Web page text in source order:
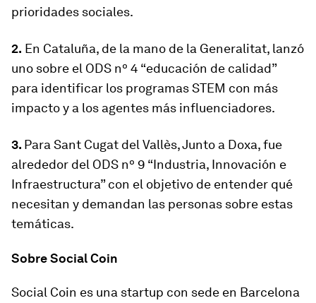
prioridades sociales.
2. En Cataluña, de la mano de la Generalitat, lanzó
uno sobre el ODS nº 4 “educación de calidad”
para identificar los programas STEM con más
impacto y a los agentes más influenciadores.
3. Para Sant Cugat del Vallès, Junto a Doxa, fue
alrededor del ODS nº 9 “Industria, Innovación e
Infraestructura” con el objetivo de entender qué
necesitan y demandan las personas sobre estas
temáticas.
Sobre Social Coin
Social Coin es una startup con sede en Barcelona